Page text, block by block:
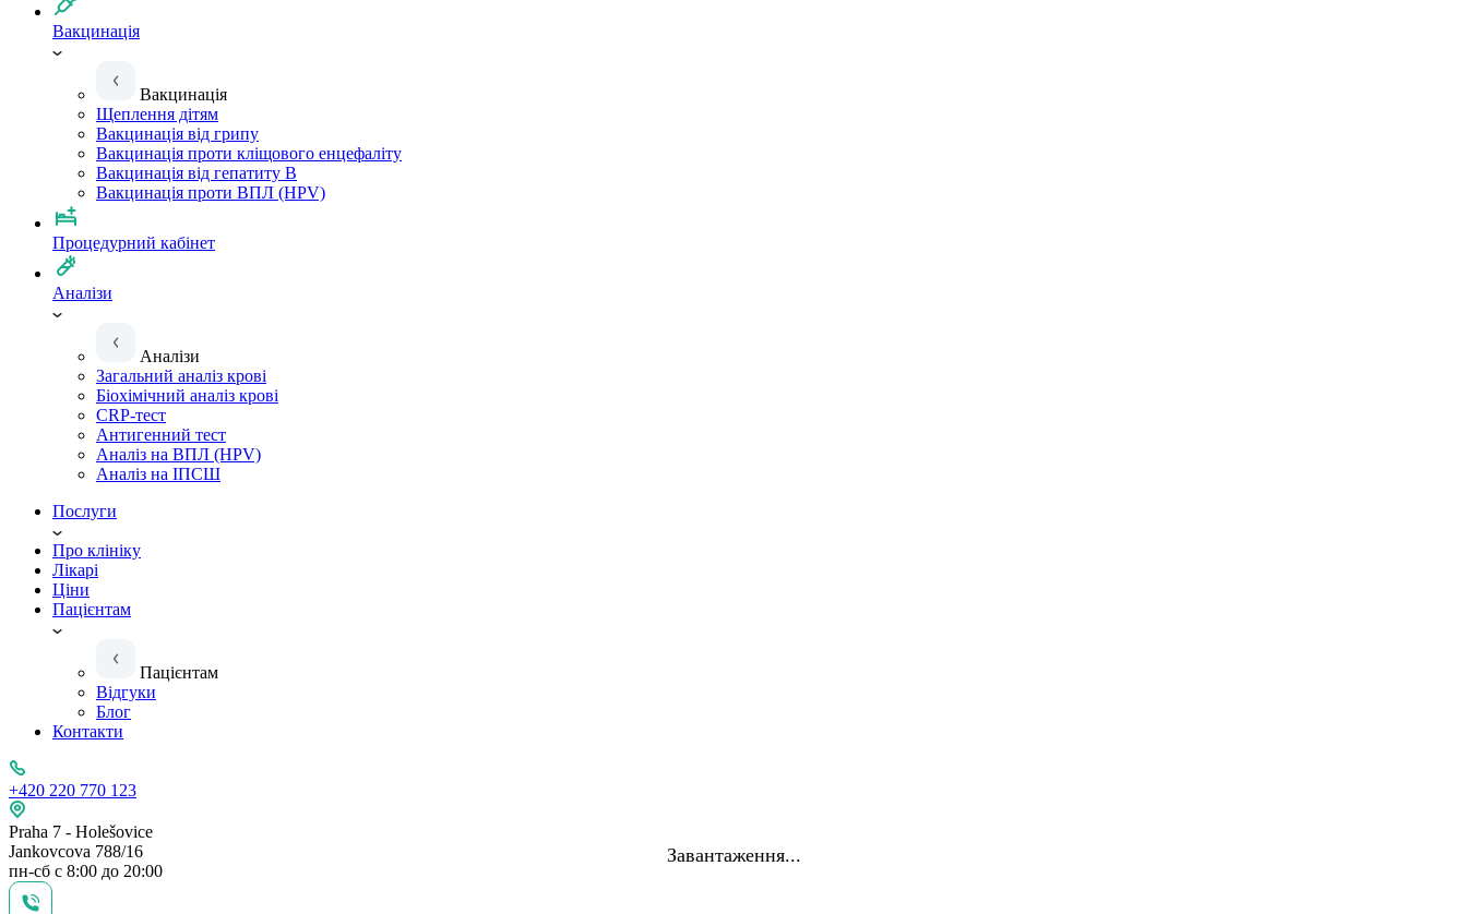
Вакцинація
Вакцинація
Щеплення дітям
Вакцинація від грипу
Вакцинація проти кліщового енцефаліту
Вакцинація від гепатиту B
Вакцинація проти ВПЛ (HPV)
Процедурний кабінет
Аналізи
Аналізи
Загальний аналіз крові
Біохімічний аналіз крові
CRP-тест
Антигенний тест
Аналіз на ВПЛ (HPV)
Аналіз на ІПСШ
Послуги
Про клініку
Лікарі
Ціни
Пацієнтам
Пацієнтам
Відгуки
Блог
Контакти
+420 220 770 123
Praha 7 - Holešovice
Jankovcova 788/16
пн-сб с 8:00 до 20:00